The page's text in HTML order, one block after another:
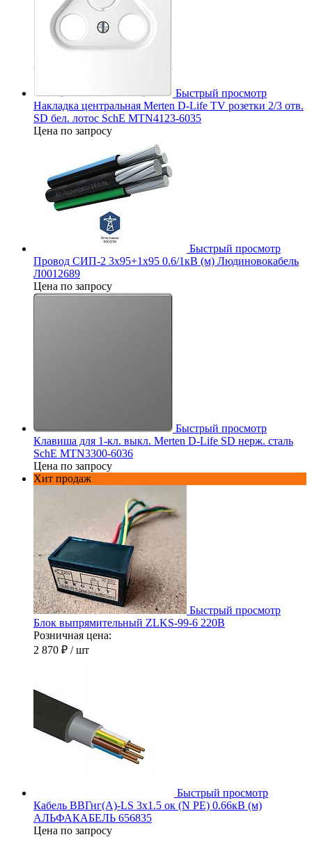
Быстрый просмотр
Накладка центральная Merten D-Life TV розетки 2/3 отв.
SD бел. лотос SchE MTN4123-6035
Цена по запросу
Быстрый просмотр
Провод СИП-2 3х95+1х95 0.6/1кВ (м) Людиновокабель
Л0012689
Цена по запросу
Быстрый просмотр
Клавиша для 1-кл. выкл. Merten D-Life SD нерж. сталь
SchE MTN3300-6036
Цена по запросу
Хит продаж
Быстрый просмотр
Блок выпрямительный ZLKS-99-6 220В
Розничная цена:
2 870 ₽ / шт
Быстрый просмотр
Кабель ВВГнг(А)-LS 3х1.5 ок (N PE) 0.66кВ (м)
АЛЬФАКАБЕЛЬ 656835
Цена по запросу